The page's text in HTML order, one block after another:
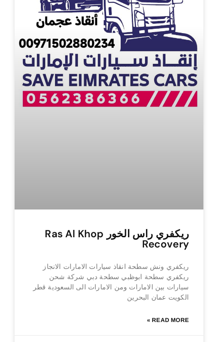
ريكفري راس الخور Ras Al Khop
Recovery
ريكفري ونش سطحة انقاذ سيارات الامارات الانجاز
ريكفري سطحة ابوظبي سطحة دبي شركة شحن
سيارات بين الامارات ومن الامارات الى السعودية قطر
الكويت عمان البحرين
READ MORE »